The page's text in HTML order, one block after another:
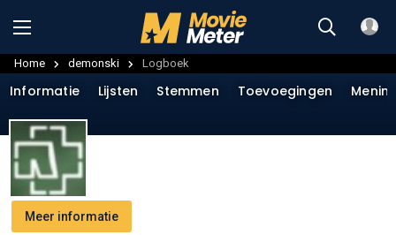
Home demonski Logboek
Meer informatie
Informatie Lijsten Stemmen Toevoegingen